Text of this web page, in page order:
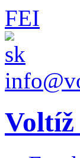
FEI
Voltíž